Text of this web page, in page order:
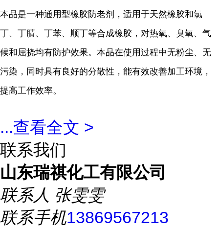
本品是一种通用型橡胶防老剂，适用于天然橡胶和氯
丁、丁腈、丁苯、顺丁等合成橡胶，对热氧、臭氧、气
候和屈挠均有防护效果。本品在使用过程中无粉尘、无
污染，同时具有良好的分散性，能有效改善加工环境，
提高工作效率。
...查看全文 >
联系我们
山东瑞祺化工有限公司
联系人 张雯雯
联系手机13869567213